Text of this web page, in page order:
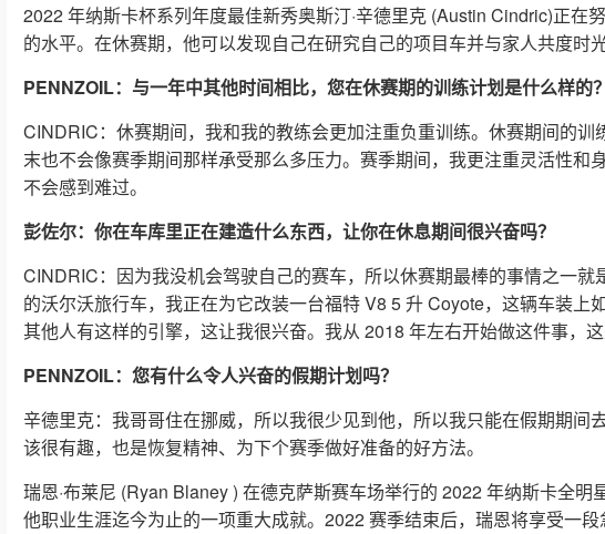
2022 年纳斯卡杯系列年度最佳新秀奥斯汀·辛德里克 (Austin Cindric)正在
的水平。在休赛期，他可以发现自己在研究自己的项目车并与家人共度时光
PENNZOIL：与一年中其他时间相比，您在休赛期的训练计划是什么样的？
CINDRIC：休赛期间，我和我的教练会更加注重负重训练。休赛期间的
末也不会像赛季期间那样承受那么多压力。赛季期间，我更注重灵活性和
不会感到难过。
彭佐尔：你在车库里正在建造什么东西，让你在休息期间很兴奋吗？
CINDRIC：因为我没机会驾驶自己的赛车，所以休赛期最棒的事情之一
的沃尔沃旅行车，我正在为它改装一台福特 V8 5 升 Coyote，这辆车装上
其他人有这样的引擎，这让我很兴奋。我从 2018 年左右开始做这件事，
PENNZOIL：您有什么令人兴奋的假期计划吗？
辛德里克：我哥哥住在挪威，所以我很少见到他，所以我只能在假期期间
该很有趣，也是恢复精神、为下个赛季做好准备的好方法。
瑞恩·布莱尼 (Ryan Blaney ) 在德克萨斯赛车场举行的 2022 年纳斯卡全
他职业生涯迄今为止的一项重大成就。2022 赛季结束后，瑞恩将享受一